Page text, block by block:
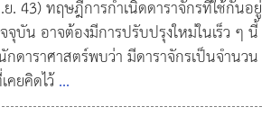
. 43) ทฤษฎีการกำเนิดดาราจักรที่ใช้กันอยู่
จุบัน อาจต้องมีการปรับปรุงใหม่ในเร็ว ๆ นี้
กดาราศาสตร์พบว่า มีดาราจักรเป็นจำนวน
ยคิดไว้...